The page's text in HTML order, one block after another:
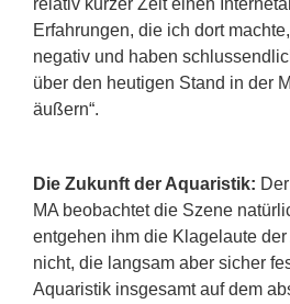
Erfahrungen, die ich dort
negativ und haben
über den heutigen Stand in der
äußern“.
Die Zukunft der Aquaristik:
MA beobachtet die Szene
entgehen ihm die Klagelaute
nicht, die langsam aber sicher
Aquaristik insgesamt auf dem